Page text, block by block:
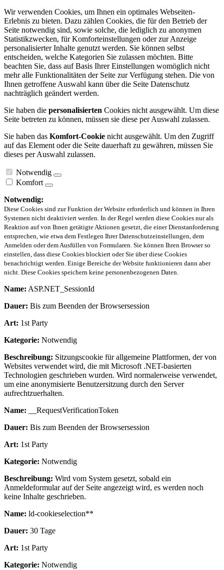
Wir verwenden Cookies, um Ihnen ein optimales Webseiten-
Erlebnis zu bieten. Dazu zählen Cookies, die für den Betrieb der
Seite notwendig sind, sowie solche, die lediglich zu anonymen
Statistikzwecken, für Komforteinstellungen oder zur Anzeige
personalisierter Inhalte genutzt werden. Sie können selbst
entscheiden, welche Kategorien Sie zulassen möchten. Bitte
beachten Sie, dass auf Basis Ihrer Einstellungen womöglich nicht
mehr alle Funktionalitäten der Seite zur Verfügung stehen. Die von
Ihnen getroffene Auswahl kann über die Seite Datenschutz
nachträglich geändert werden.
Sie haben die personalisierten Cookies nicht ausgewählt. Um diese
Seite betreten zu können, müssen sie diese per Auswahl zulassen.
Sie haben das Komfort-Cookie nicht ausgewählt. Um den Zugriff
auf das Element oder die Seite dauerhaft zu gewähren, müssen Sie
dieses per Auswahl zulassen.
Notwendig
Komfort
Notwendig:
Diese Cookies sind zur Funktion der Website erforderlich und können in Ihren
Systemen nicht deaktiviert werden. In der Regel werden diese Cookies nur als
Reaktion auf von Ihnen getätigte Aktionen gesetzt, die einer Dienstanforderung
entsprechen, wie etwa dem Festlegen Ihrer Datenschutzeinstellungen, dem
Anmelden oder dem Ausfüllen von Formularen. Sie können Ihren Browser so
einstellen, dass diese Cookies blockiert oder Sie über diese Cookies
benachrichtigt werden. Einige Bereiche der Website funktionieren dann aber
nicht. Diese Cookies speichern keine personenbezogenen Daten.
Name: ASP.NET_SessionId
Dauer: Bis zum Beenden der Browsersession
Art: 1st Party
Kategorie: Notwendig
Beschreibung: Sitzungscookie für allgemeine Plattformen, der von
Websites verwendet wird, die mit Microsoft .NET-basierten
Technologien geschrieben wurden. Wird normalerweise verwendet,
um eine anonymisierte Benutzersitzung durch den Server
aufrechtzuerhalten.
Name: __RequestVerificationToken
Dauer: Bis zum Beenden der Browsersession
Art: 1st Party
Kategorie: Notwendig
Beschreibung: Wird vom System gesetzt, sobald ein
Anmeldeformular auf der Seite angezeigt wird, es werden noch
keine Inhalte geschrieben.
Name: ld-cookieselection**
Dauer: 30 Tage
Art: 1st Party
Kategorie: Notwendig